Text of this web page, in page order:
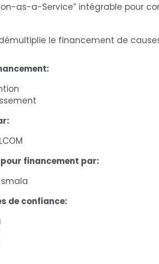
as-a-Service” intégrable pour
le financement de
financement par:
de confiance: